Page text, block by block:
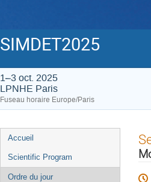
SIMDET2025
1–3 oct. 2025
LPNHE Paris
Fuseau horaire Europe/Paris
Menu
de
l'événement
Accueil
Scientific Program
Ordre du jour